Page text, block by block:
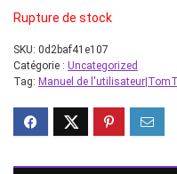
Rupture de stock
SKU: 0d2baf41e107
Catégorie : Uncategorized
Tag: Manuel de